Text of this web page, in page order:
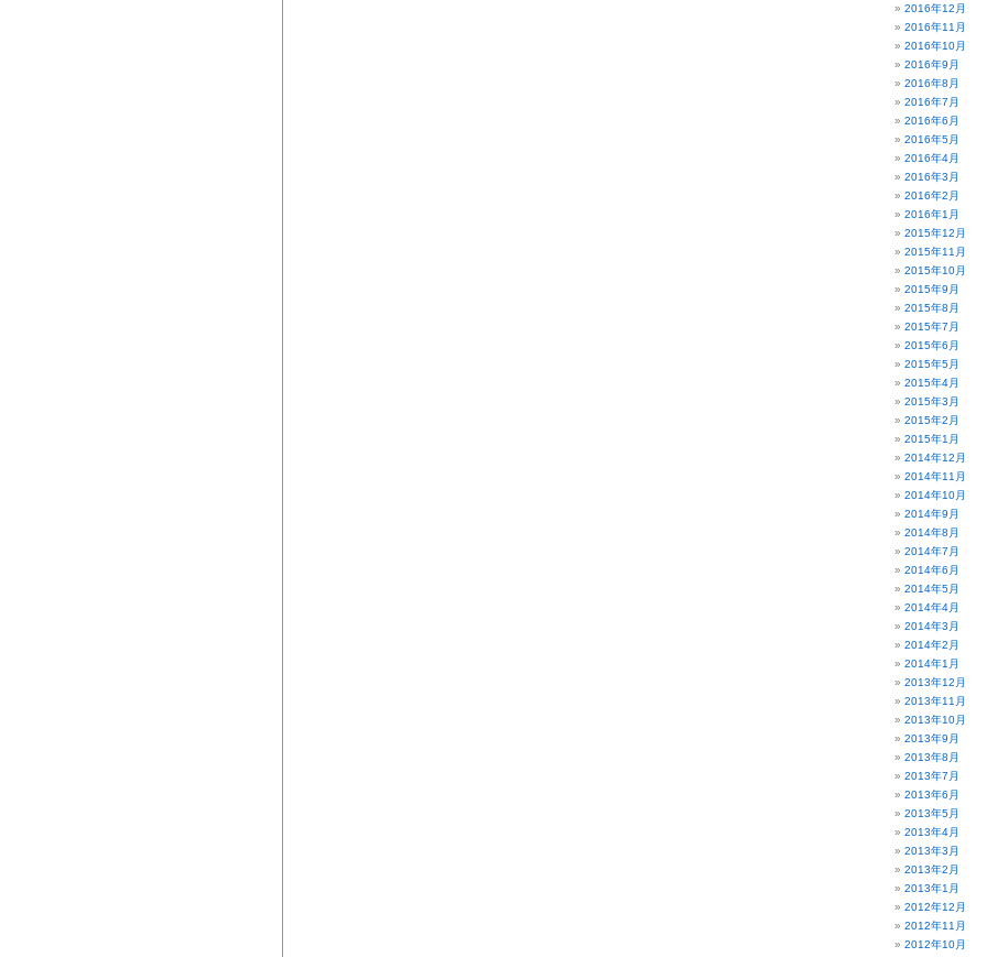
2016年12月
2016年11月
2016年10月
2016年9月
2016年8月
2016年7月
2016年6月
2016年5月
2016年4月
2016年3月
2016年2月
2016年1月
2015年12月
2015年11月
2015年10月
2015年9月
2015年8月
2015年7月
2015年6月
2015年5月
2015年4月
2015年3月
2015年2月
2015年1月
2014年12月
2014年11月
2014年10月
2014年9月
2014年8月
2014年7月
2014年6月
2014年5月
2014年4月
2014年3月
2014年2月
2014年1月
2013年12月
2013年11月
2013年10月
2013年9月
2013年8月
2013年7月
2013年6月
2013年5月
2013年4月
2013年3月
2013年2月
2013年1月
2012年12月
2012年11月
2012年10月